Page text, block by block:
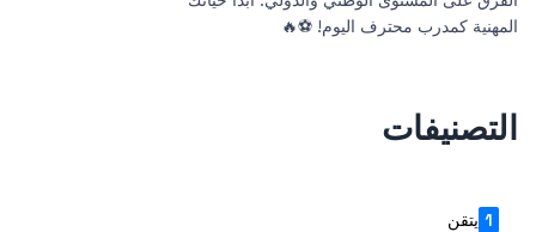
المهنية كمدرب محترف اليوم! ⚽🔥
التصنيفات
يتقن 1